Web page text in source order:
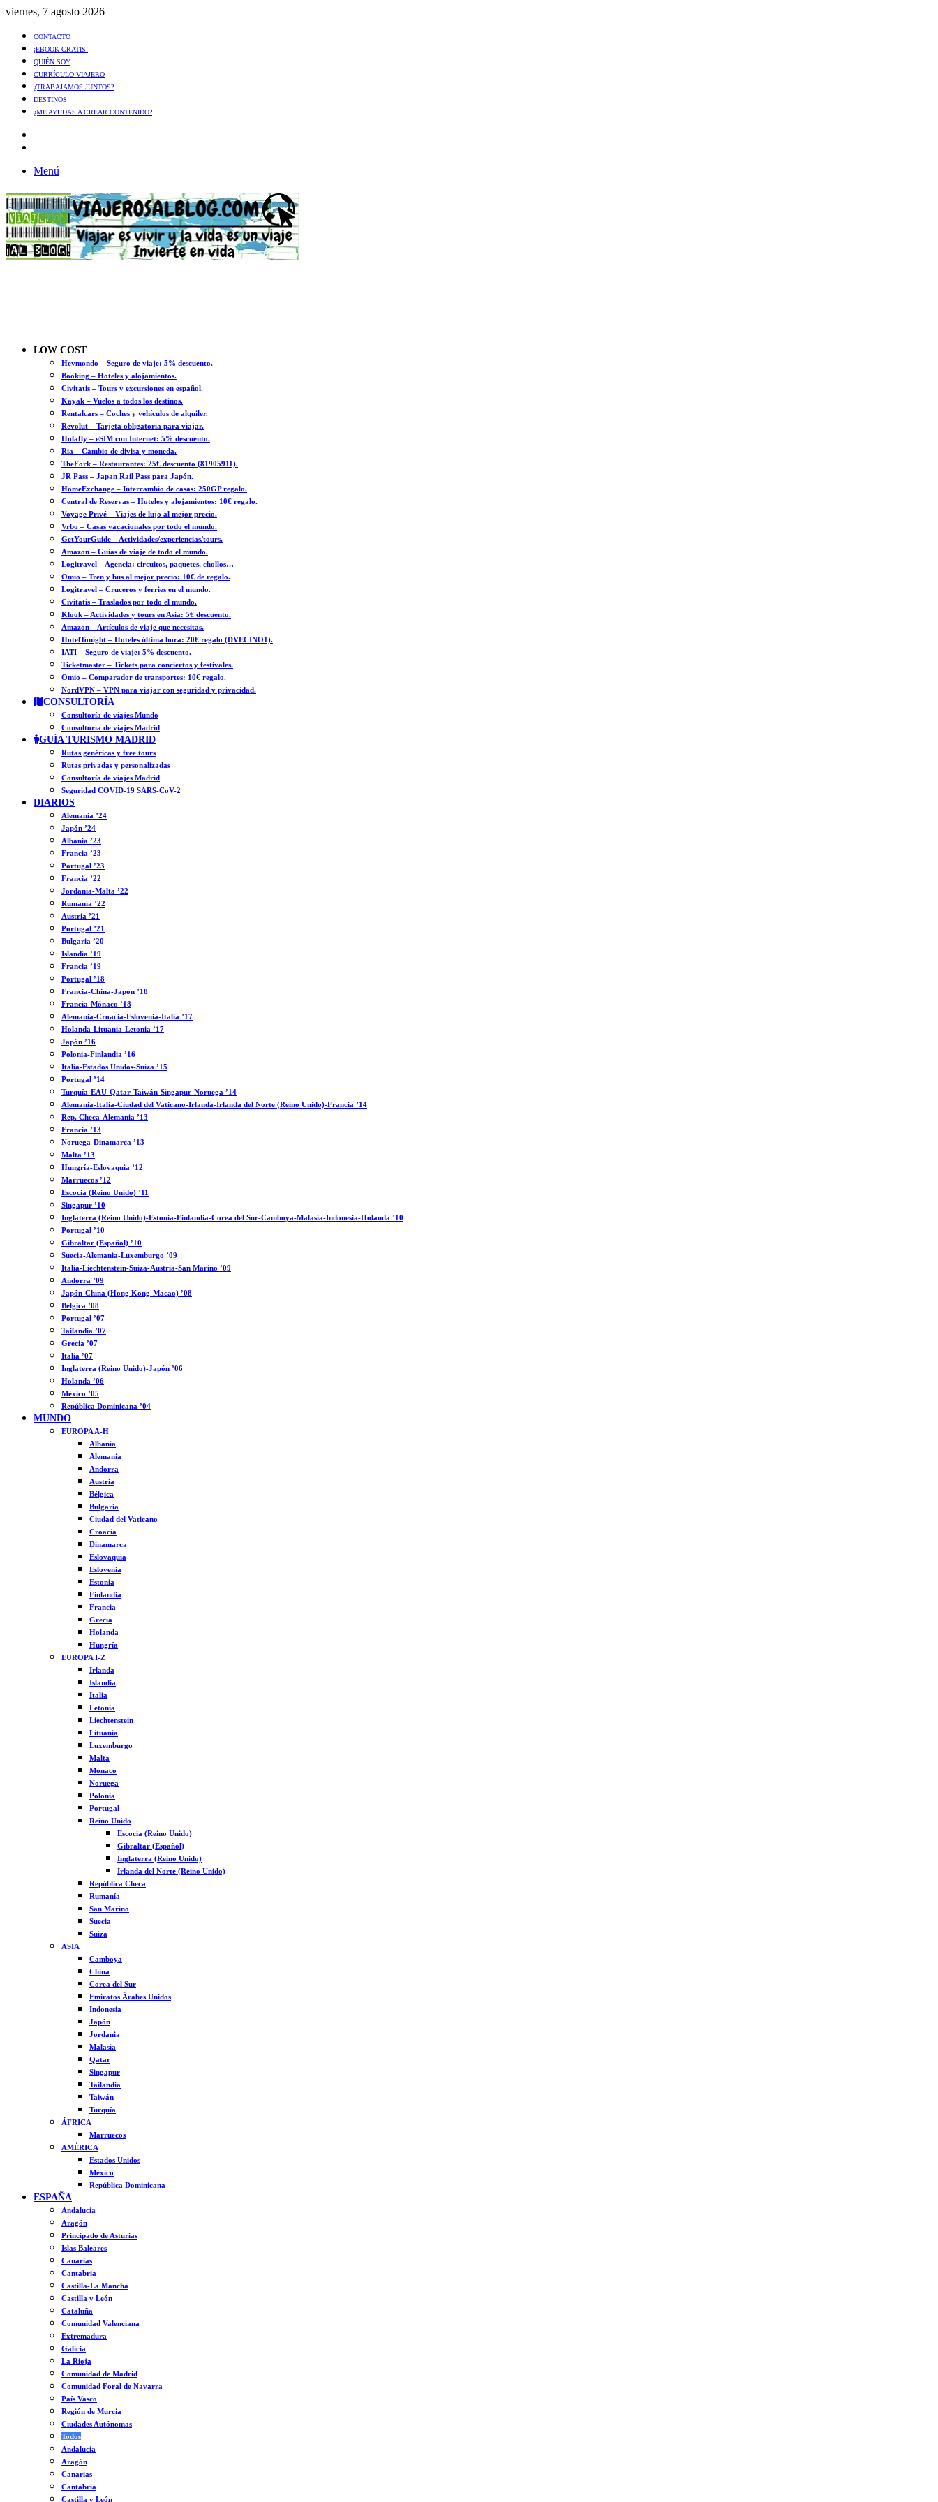
viernes, 7 agosto 2026
CONTACTO
¡EBOOK GRATIS!
QUIÉN SOY
CURRÍCULO VIAJERO
¿TRABAJAMOS JUNTOS?
DESTINOS
¿ME AYUDAS A CREAR CONTENIDO?
Menú
LOW COST
Heymondo – Seguro de viaje: 5% descuento.
Booking – Hoteles y alojamientos.
Civitatis – Tours y excursiones en español.
Kayak – Vuelos a todos los destinos.
Rentalcars – Coches y vehículos de alquiler.
Revolut – Tarjeta obligatoria para viajar.
Holafly – eSIM con Internet: 5% descuento.
Ria – Cambio de divisa y moneda.
TheFork – Restaurantes: 25€ descuento (81905911).
JR Pass – Japan Rail Pass para Japón.
HomeExchange – Intercambio de casas: 250GP regalo.
Central de Reservas – Hoteles y alojamientos: 10€ regalo.
Voyage Privé – Viajes de lujo al mejor precio.
Vrbo – Casas vacacionales por todo el mundo.
GetYourGuide – Actividades/experiencias/tours.
Amazon – Guías de viaje de todo el mundo.
Logitravel – Agencia: circuitos, paquetes, chollos…
Omio – Tren y bus al mejor precio: 10€ de regalo.
Logitravel – Cruceros y ferries en el mundo.
Civitatis – Traslados por todo el mundo.
Klook – Actividades y tours en Asia: 5€ descuento.
Amazon – Artículos de viaje que necesitas.
HotelTonight – Hoteles última hora: 20€ regalo (DVECINO1).
IATI – Seguro de viaje: 5% descuento.
Ticketmaster – Tickets para conciertos y festivales.
Omio – Comparador de transportes: 10€ regalo.
NordVPN – VPN para viajar con seguridad y privacidad.
CONSULTORÍA
Consultoría de viajes Mundo
Consultoría de viajes Madrid
GUÍA TURISMO MADRID
Rutas genéricas y free tours
Rutas privadas y personalizadas
Consultoría de viajes Madrid
Seguridad COVID-19 SARS-CoV-2
DIARIOS
Alemania ’24
Japón ’24
Albania ’23
Francia ’23
Portugal ’23
Francia ’22
Jordania-Malta ’22
Rumanía ’22
Austria ’21
Portugal ’21
Bulgaria ’20
Islandia ’19
Francia ’19
Portugal ’18
Francia-China-Japón ’18
Francia-Mónaco ’18
Alemania-Croacia-Eslovenia-Italia ’17
Holanda-Lituania-Letonia ’17
Japón ’16
Polonia-Finlandia ’16
Italia-Estados Unidos-Suiza ’15
Portugal ’14
Turquía-EAU-Qatar-Taiwán-Singapur-Noruega ’14
Alemania-Italia-Ciudad del Vaticano-Irlanda-Irlanda del Norte (Reino Unido)-Francia ’14
Rep. Checa-Alemania ’13
Francia ’13
Noruega-Dinamarca ’13
Malta ’13
Hungría-Eslovaquia ’12
Marruecos ’12
Escocia (Reino Unido) ’11
Singapur ’10
Inglaterra (Reino Unido)-Estonia-Finlandia-Corea del Sur-Camboya-Malasia-Indonesia-Holanda ’10
Portugal ’10
Gibraltar (Español) ’10
Suecia-Alemania-Luxemburgo ’09
Italia-Liechtenstein-Suiza-Austria-San Marino ’09
Andorra ’09
Japón-China (Hong Kong-Macao) ’08
Bélgica ’08
Portugal ’07
Tailandia ’07
Grecia ’07
Italia ’07
Inglaterra (Reino Unido)-Japón ’06
Holanda ’06
México ’05
República Dominicana ’04
MUNDO
EUROPA A-H
Albania
Alemania
Andorra
Austria
Bélgica
Bulgaria
Ciudad del Vaticano
Croacia
Dinamarca
Eslovaquia
Eslovenia
Estonia
Finlandia
Francia
Grecia
Holanda
Hungría
EUROPA I-Z
Irlanda
Islandia
Italia
Letonia
Liechtenstein
Lituania
Luxemburgo
Malta
Mónaco
Noruega
Polonia
Portugal
Reino Unido
Escocia (Reino Unido)
Gibraltar (Español)
Inglaterra (Reino Unido)
Irlanda del Norte (Reino Unido)
República Checa
Rumanía
San Marino
Suecia
Suiza
ASIA
Camboya
China
Corea del Sur
Emiratos Árabes Unidos
Indonesia
Japón
Jordania
Malasia
Qatar
Singapur
Tailandia
Taiwán
Turquía
ÁFRICA
Marruecos
AMÉRICA
Estados Unidos
México
República Dominicana
ESPAÑA
Andalucía
Aragón
Principado de Asturias
Islas Baleares
Canarias
Cantabria
Castilla-La Mancha
Castilla y León
Cataluña
Comunidad Valenciana
Extremadura
Galicia
La Rioja
Comunidad de Madrid
Comunidad Foral de Navarra
País Vasco
Región de Murcia
Ciudades Autónomas
Todos
Andalucía
Aragón
Canarias
Cantabria
Castilla y León